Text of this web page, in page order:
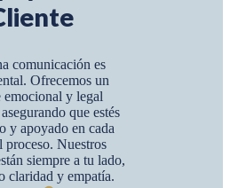
comunicación es
Ofrecemos un
emocional y legal
que estés
y apoyado en cada
proceso. Nuestros
siempre a tu lado,
claridad y empatía.